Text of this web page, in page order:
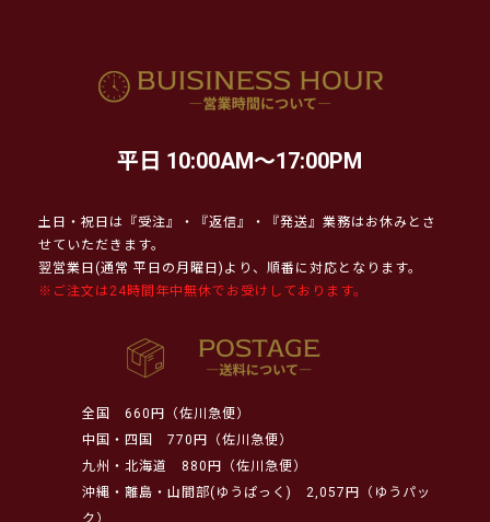
平日 10:00AM～17:00PM
土日・祝日は『受注』・『返信』・『発送』業務はお休みとさ
せていただきます。
翌営業日(通常 平日の月曜日)より、順番に対応となります。
※ご注文は24時間年中無休でお受けしております。
全国
660円（佐川急便）
中国・四国
770円（佐川急便）
九州・北海道
880円（佐川急便）
沖縄・離島・山間部(ゆうぱっく)
2,057円（ゆうパッ
ク）